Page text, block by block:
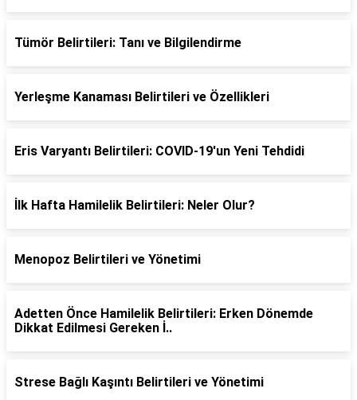
Tümör Belirtileri: Tanı ve Bilgilendirme
Yerleşme Kanaması Belirtileri ve Özellikleri
Eris Varyantı Belirtileri: COVID-19'un Yeni Tehdidi
İlk Hafta Hamilelik Belirtileri: Neler Olur?
Menopoz Belirtileri ve Yönetimi
Adetten Önce Hamilelik Belirtileri: Erken Dönemde
Dikkat Edilmesi Gereken İ..
Strese Bağlı Kaşıntı Belirtileri ve Yönetimi